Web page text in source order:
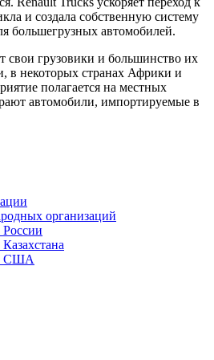
и создала собственную систему
большегрузных автомобилей.
свои грузовики и большинство их
в некоторых странах Африки и
полагается на местных
автомобили, импортируемые в
организаций
России
США